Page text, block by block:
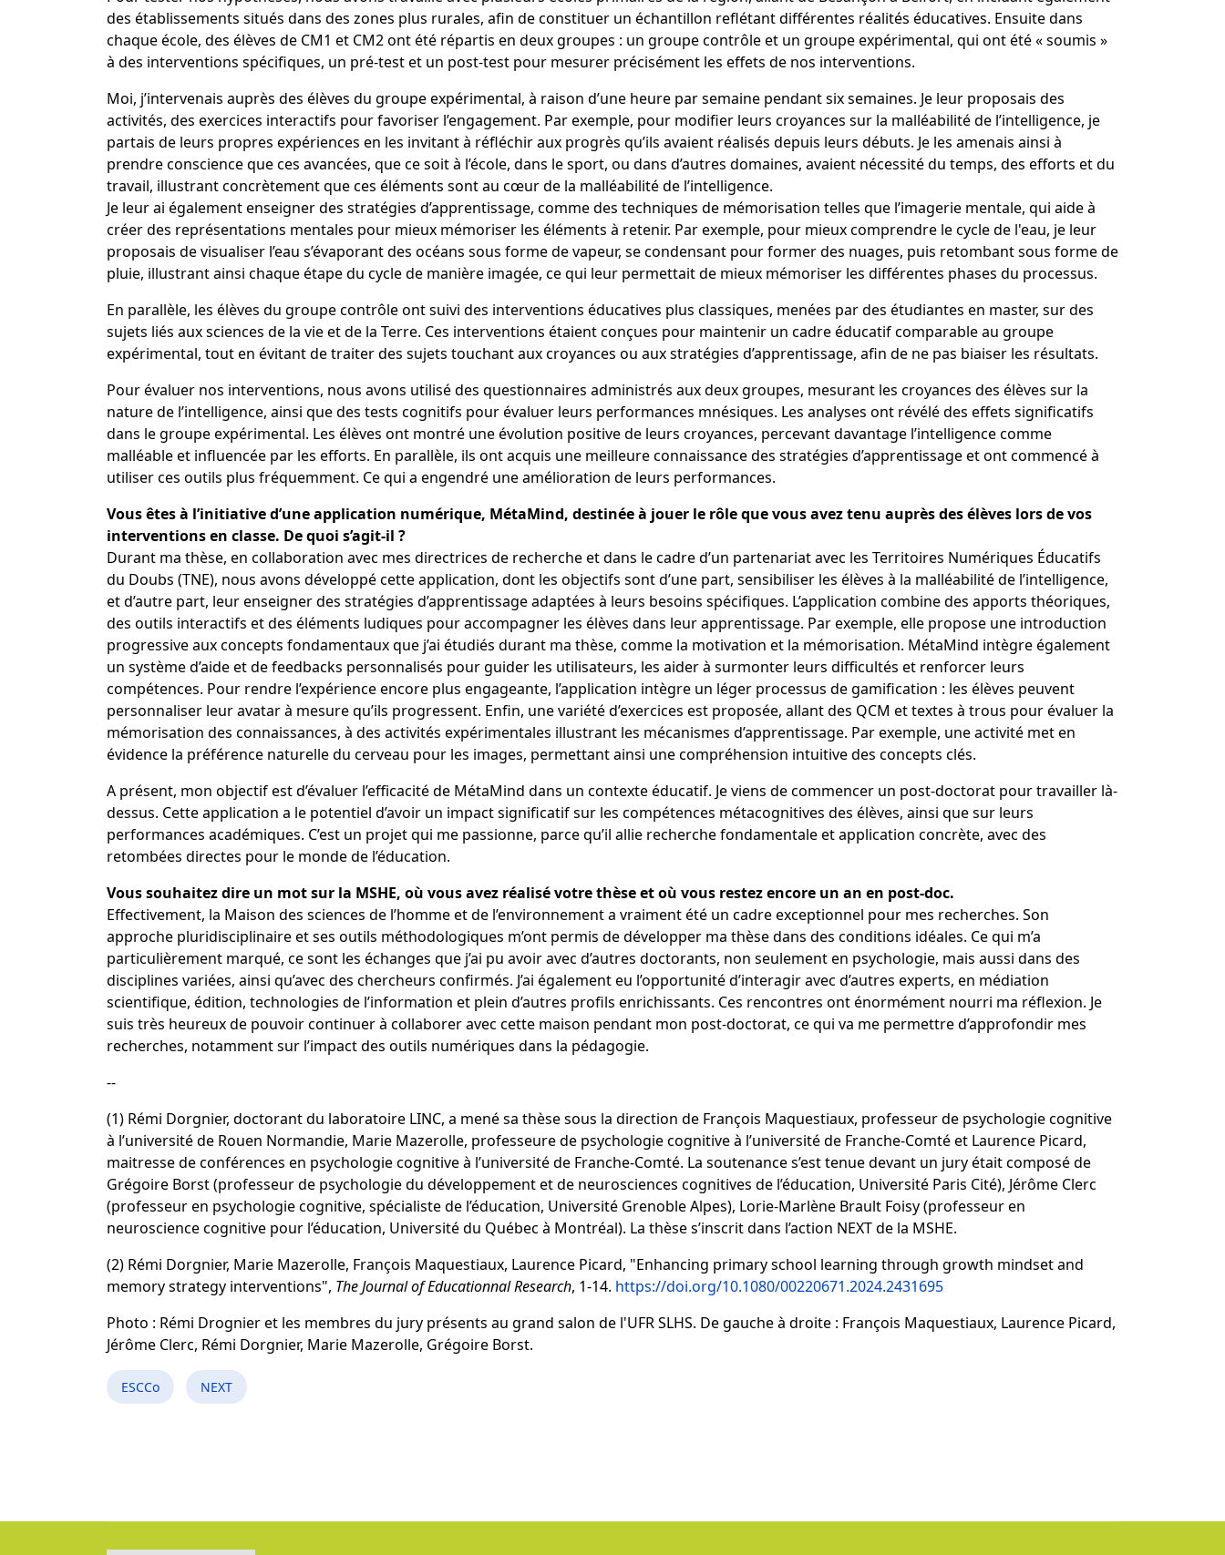
des établissements situés dans des zones plus rurales, afin de constituer un échantillon reflétant différentes réalités éducatives. Ensuite dans
chaque école, des élèves de CM1 et CM2 ont été répartis en deux groupes : un groupe contrôle et un groupe expérimental, qui ont été «soumis »
à des interventions spécifiques, un pré-test et un post-test pour mesurer précisément les effets de nos interventions.
Moi, j’intervenais auprès des élèves du groupe expérimental, à raison d’une heure par semaine pendant six semaines. Je leur proposais des
activités, des exercices interactifs pour favoriser l’engagement. Par exemple, pour modifier leurs croyances sur la malléabilité de l’intelligence, je
partais de leurs propres expériences en les invitant à réfléchir aux progrès qu’ils avaient réalisés depuis leurs débuts. Je les amenais ainsi à
prendre conscience que ces avancées, que ce soit à l’école, dans le sport, ou dans d’autres domaines, avaient nécessité du temps, des efforts et du
travail, illustrant concrètement que ces éléments sont au cœur de la malléabilité de l’intelligence.
Je leur ai également enseigner des stratégies d’apprentissage, comme des techniques de mémorisation telles que l’imagerie mentale, qui aide à
créer des représentations mentales pour mieux mémoriser les éléments à retenir. Par exemple, pour mieux comprendre le cycle de l'eau, je leur
proposais de visualiser l’eau s’évaporant des océans sous forme de vapeur, se condensant pour former des nuages, puis retombant sous forme de
pluie, illustrant ainsi chaque étape du cycle de manière imagée, ce qui leur permettait de mieux mémoriser les différentes phases du processus.
En parallèle, les élèves du groupe contrôle ont suivi des interventions éducatives plus classiques, menées par des étudiantes en master, sur des
sujets liés aux sciences de la vie et de la Terre. Ces interventions étaient conçues pour maintenir un cadre éducatif comparable au groupe
expérimental, tout en évitant de traiter des sujets touchant aux croyances ou aux stratégies d’apprentissage, afin de ne pas biaiser les résultats.
Pour évaluer nos interventions, nous avons utilisé des questionnaires administrés aux deux groupes, mesurant les croyances des élèves sur la
nature de l’intelligence, ainsi que des tests cognitifs pour évaluer leurs performances mnésiques. Les analyses ont révélé des effets significatifs
dans le groupe expérimental. Les élèves ont montré une évolution positive de leurs croyances, percevant davantage l’intelligence comme
malléable et influencée par les efforts. En parallèle, ils ont acquis une meilleure connaissance des stratégies d’apprentissage et ont commencé à
utiliser ces outils plus fréquemment. Ce qui a engendré une amélioration de leurs performances.
Vous êtes à l’initiative d’une application numérique, MétaMind, destinée à jouer le rôle que vous avez tenu auprès des élèves lors de vos
interventions en classe. De quoi s’agit-il ?
Durant ma thèse, en collaboration avec mes directrices de recherche et dans le cadre d’un partenariat avec les Territoires Numériques Éducatifs
du Doubs (TNE), nous avons développé cette application, dont les objectifs sont d’une part, sensibiliser les élèves à la malléabilité de l’intelligence,
et d’autre part, leur enseigner des stratégies d’apprentissage adaptées à leurs besoins spécifiques. L’application combine des apports théoriques,
des outils interactifs et des éléments ludiques pour accompagner les élèves dans leur apprentissage. Par exemple, elle propose une introduction
progressive aux concepts fondamentaux que j’ai étudiés durant ma thèse, comme la motivation et la mémorisation. MétaMind intègre également
un système d’aide et de feedbacks personnalisés pour guider les utilisateurs, les aider à surmonter leurs difficultés et renforcer leurs
compétences. Pour rendre l’expérience encore plus engageante, l’application intègre un léger processus de gamification : les élèves peuvent
personnaliser leur avatar à mesure qu’ils progressent. Enfin, une variété d’exercices est proposée, allant des QCM et textes à trous pour évaluer la
mémorisation des connaissances, à des activités expérimentales illustrant les mécanismes d’apprentissage. Par exemple, une activité met en
évidence la préférence naturelle du cerveau pour les images, permettant ainsi une compréhension intuitive des concepts clés.
A présent, mon objectif est d’évaluer l’efficacité de MétaMind dans un contexte éducatif. Je viens de commencer un post-doctorat pour travailler là-
dessus. Cette application a le potentiel d’avoir un impact significatif sur les compétences métacognitives des élèves, ainsi que sur leurs
performances académiques. C’est un projet qui me passionne, parce qu’il allie recherche fondamentale et application concrète, avec des
retombées directes pour le monde de l’éducation.
Vous souhaitez dire un mot sur la MSHE, où vous avez réalisé votre thèse et où vous restez encore un an en post-doc.
Effectivement, la Maison des sciences de l’homme et de l’environnement a vraiment été un cadre exceptionnel pour mes recherches. Son
approche pluridisciplinaire et ses outils méthodologiques m’ont permis de développer ma thèse dans des conditions idéales. Ce qui m’a
particulièrement marqué, ce sont les échanges que j’ai pu avoir avec d’autres doctorants, non seulement en psychologie, mais aussi dans des
disciplines variées, ainsi qu’avec des chercheurs confirmés. J’ai également eu l’opportunité d’interagir avec d’autres experts, en médiation
scientifique, édition, technologies de l’information et plein d’autres profils enrichissants. Ces rencontres ont énormément nourri ma réflexion. Je
suis très heureux de pouvoir continuer à collaborer avec cette maison pendant mon post-doctorat, ce qui va me permettre d’approfondir mes
recherches, notamment sur l’impact des outils numériques dans la pédagogie.
--
(1) Rémi Dorgnier, doctorant du laboratoire LINC, a mené sa thèse sous la direction de François Maquestiaux, professeur de psychologie cognitive
à l’université de Rouen Normandie, Marie Mazerolle, professeure de psychologie cognitive à l’université de Franche-Comté et Laurence Picard,
maitresse de conférences en psychologie cognitive à l’université de Franche-Comté. La soutenance s’est tenue devant un jury était composé de
Grégoire Borst (professeur de psychologie du développement et de neurosciences cognitives de l’éducation, Université Paris Cité), Jérôme Clerc
(professeur en psychologie cognitive, spécialiste de l’éducation, Université Grenoble Alpes), Lorie-Marlène Brault Foisy (professeur en
neuroscience cognitive pour l’éducation, Université du Québec à Montréal). La thèse s’inscrit dans l’action NEXT de la MSHE.
(2) Rémi Dorgnier, Marie Mazerolle, François Maquestiaux, Laurence Picard, "Enhancing primary school learning through growth mindset and
memory strategy interventions", The Journal of Educationnal Research, 1-14. https://doi.org/10.1080/00220671.2024.2431695
Photo : Rémi Drognier et les membres du jury présents au grand salon de l'UFR SLHS. De gauche à droite : François Maquestiaux, Laurence Picard,
Jérôme Clerc, Rémi Dorgnier, Marie Mazerolle, Grégoire Borst.
ESCCo NEXT